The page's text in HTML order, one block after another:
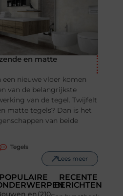
en matte
nieuwe vloer komen
van de belangrijkste
van de tegel. Twijfelt
matte tegels? Dan is het
van beide
Tegels
Lees meer
POPULAIRE
en (210
RECENTE
BERICHTEN